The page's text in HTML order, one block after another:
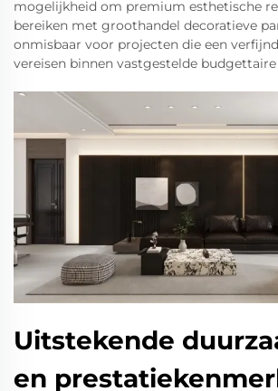
mogelijkheid om premium esthetische
bereiken met groothandel decoratieve
onmisbaar voor projecten die een
vereisen binnen vastgestelde budgettaire
Uitstekende
en